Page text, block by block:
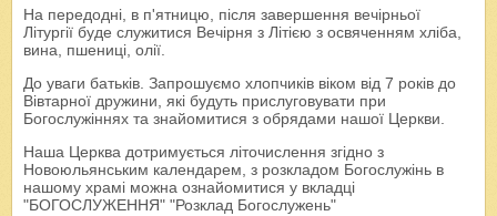
На передодні, в п'ятницю, після завершення вечірньої
Літургії буде служитися Вечірня з Літією з освяченням хліба,
вина, пшениці, олії.
До уваги батьків. Запрошуємо хлопчиків віком від 7 років до
Вівтарної дружини, які будуть прислуговувати при
Богослужіннях та знайомитися з обрядами нашої Церкви.
Наша Церква дотримується літочислення згідно з
Новоюльянським календарем, з розкладом Богослужінь в
нашому храмі можна ознайомитися у вкладці
"БОГОСЛУЖЕННЯ" "Розклад Богослужень"